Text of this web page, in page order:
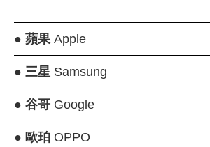
● 蘋果Apple
● 三星 Samsung
● 谷哥Google
● 歐珀OPPO